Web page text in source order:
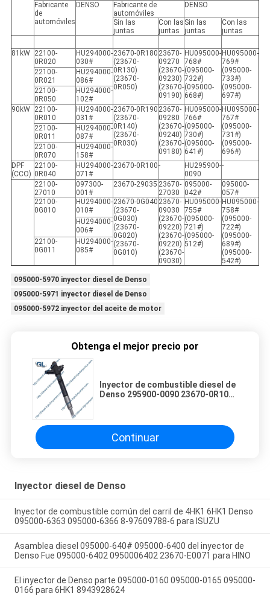
Fabricante
de
automóviles
DENSO
Fabricante de
automóviles
DENSO
Sin las
juntas
Con las
juntas
Sin las
juntas
Con las
juntas
81kW 22100-
0R020
HU294000-
030#
23670-0R180
(23670-
0R130)
(23670-
0R050)
23670-
09270
(23670-
09230)
(23670-
09190)
HU095000-
768#
(095000-
732#)
(095000-
668#)
HU095000-
769#
(095000-
733#)
(095000-
697#)
22100-
0R021
HU294000-
086#
22100-
0R050
HU294000-
102#
90kW 22100-
0R010
HU294000-
031#
23670-0R190
(23670-
0R140)
(23670-
0R030)
23670-
09280
(23670-
09240)
(23670-
09180)
HU095000-
766#
(095000-
730#)
(095000-
641#)
HU095000-
767#
(095000-
731#)
(095000-
696#)
22100-
0R011
HU294000-
087#
22100-
0R070
HU294000-
158#
DPF
(CCO)
22100-
0R040
HU294000-
071#
23670-0R100-
HU295900-
0090
-
22100-
27010
097300-
001#
23670-29035 23670-
27030
095000-
042#
095000-
057#
22100-
0G010
HU294000-
010#
23670-0G040
(23670-
0G030)
(23670-
0G020)
(23670-
0G010)
23670-
09030
(23670-
09220)
(23670-
09220)
(23670-
09030)
HU095000-
755#
(095000-
721#)
(095000-
512#)
HU095000-
758#
(095000-
722#)
(095000-
689#)
(095000-
542#)
HU294000-
006#
22100-
0G011
HU294000-
085#
095000-5970 inyector diesel de Denso
095000-5971 inyector diesel de Denso
095000-5972 inyector del aceite de motor
Obtenga el mejor precio por
Inyector de combustible diesel de
Denso 295900-0090 23670-0R100
Continuar
Inyector diesel de Denso
Inyector de combustible común del carril de 4HK1 6HK1 Denso
095000-6363 095000-6366 8-97609788-6 para ISUZU
Asamblea diesel 095000-640# 095000-6400 del inyector de
Denso Fue 095000-6402 0950006402 23670-E0071 para HINO
El inyector de Denso parte 095000-0160 095000-0165 095000-
0166 para 6HK1 8943928624